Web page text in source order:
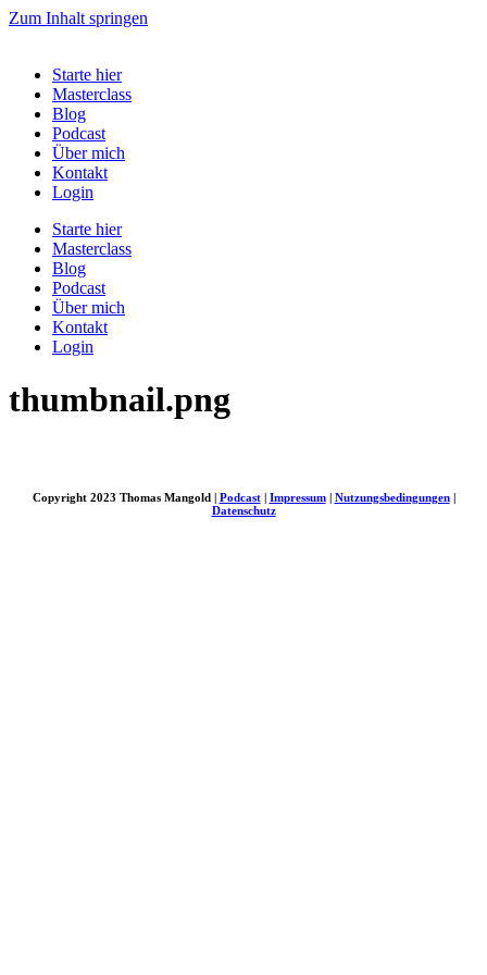
Zum Inhalt springen
Starte hier
Masterclass
Blog
Podcast
Über mich
Kontakt
Login
Starte hier
Masterclass
Blog
Podcast
Über mich
Kontakt
Login
thumbnail.png
Copyright 2023 Thomas Mangold | Podcast| Impressum| Nutzungsbedingungen|
Datenschutz